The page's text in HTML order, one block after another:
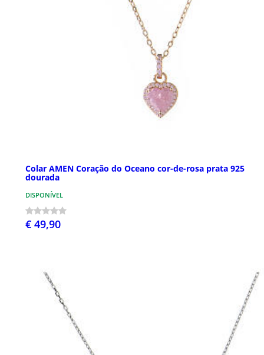
Colar AMEN Coração do Oceano cor-de-rosa prata 925
dourada
DISPONÍVEL
€ 49,90